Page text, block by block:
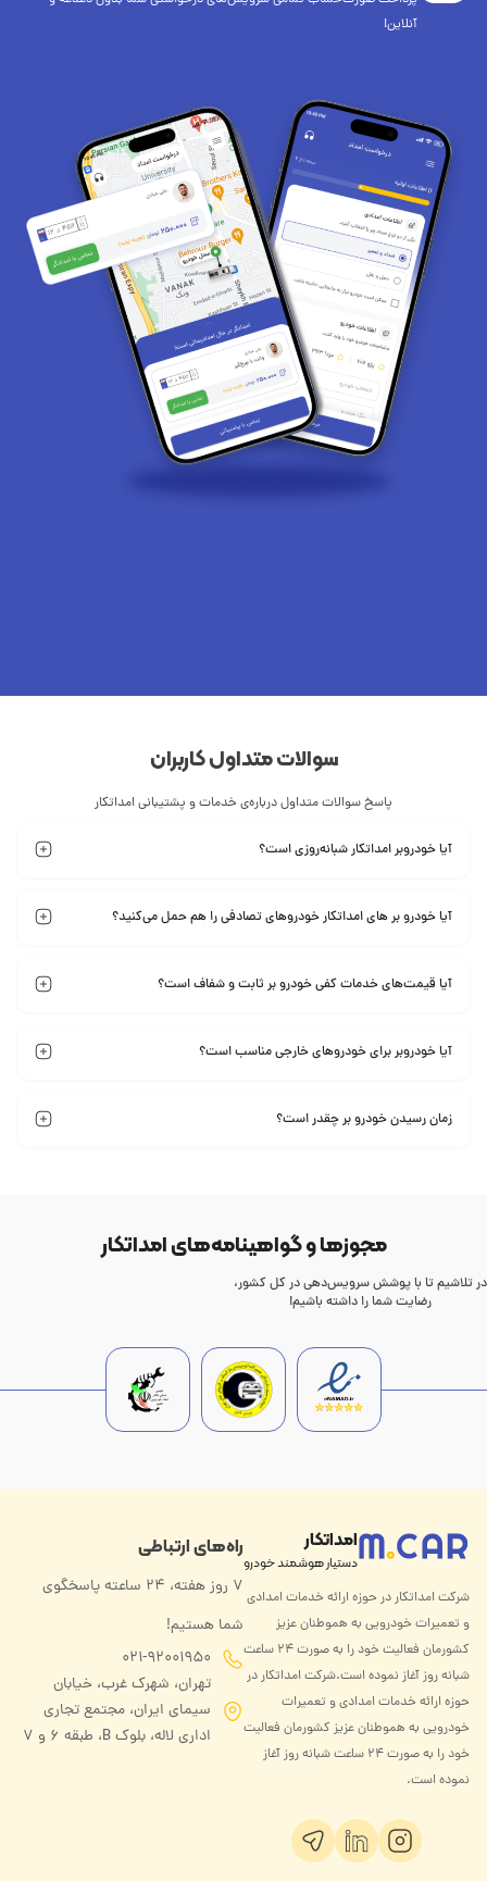
آنلاین!
سوالات متداول کاربران
پاسخ سوالات متداول درباره‌ی خدمات و پشتیبانی امداتکار
آیا خودروبر امداتکار شبانه‌روزی است؟
آیا خودرو بر های امداتکار خودروهای تصادفی را هم حمل می‌کنید؟
آیا قیمت‌های خدمات کفی خودرو بر ثابت و شفاف است؟
آیا خودروبر برای خودروهای خارجی مناسب است؟
زمان رسیدن خودرو بر چقدر است؟
مجوزها و گواهینامه‌های امداتکار
در تلاشیم تا با پوشش سرویس‌دهی در کل کشور،
رضایت‌ شما را داشته باشیم!
امداتکار
دستیار هوشمند خودرو
شرکت امداتکار در حوزه ارائه خدمات امدادی
و تعمیرات خودرویی به هموطنان عزیز
کشورمان فعالیت خود را به صورت ۲۴ ساعت
شبانه روز آغاز نموده است.شرکت امداتکار در
حوزه ارائه خدمات امدادی و تعمیرات
خودرویی به هموطنان عزیز کشورمان فعالیت
خود را به صورت ۲۴ ساعت شبانه روز آغاز
نموده است.
راه‌های ارتباطی
۷ روز هفته، ۲۴ ساعته پاسخگوی
شما هستیم!
021-92001950
تهران، شهرک غرب، خیابان
سیمای ایران، مجتمع تجاری
اداری لاله، بلوک B، طبقه ۶ و 7